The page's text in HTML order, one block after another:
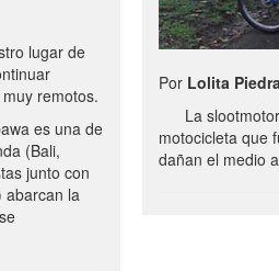
lugar de
remotos.
es una de
(Bali,
junto con
abarcan la
Por Lolita
La slootmotor
motocicleta que
dañan el medio